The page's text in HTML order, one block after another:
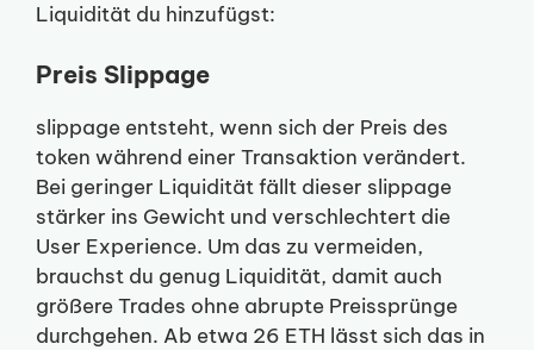
Liquidität du hinzufügst:
Preis Slippage
slippage entsteht, wenn sich der Preis des
token während einer Transaktion verändert.
Bei geringer Liquidität fällt dieser slippage
stärker ins Gewicht und verschlechtert die
User Experience. Um das zu vermeiden,
brauchst du genug Liquidität, damit auch
größere Trades ohne abrupte Preissprünge
durchgehen. Ab etwa 26 ETH lässt sich das in